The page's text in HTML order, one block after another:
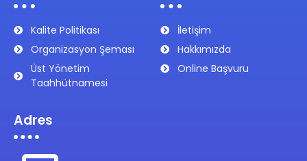
Kalite Politikası
Organizasyon Şeması
Üst Yönetim
Taahhütnamesi
İletişim
Hakkımızda
Online Başvuru
Adres